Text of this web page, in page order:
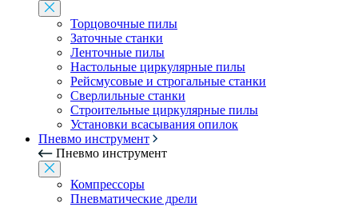
Торцовочные пилы
Заточные станки
Ленточные пилы
Настольные циркулярные пилы
Рейсмусовые и строгальные станки
Сверлильные станки
Строительные циркулярные пилы
Установки всасывания опилок
Пневмо инструмент
Пневмо инструмент
Компрессоры
Пневматические дрели